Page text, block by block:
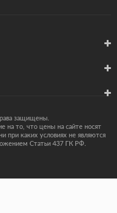
защищены.
на то, что цены на сайте носят
при каких условиях не являются
Статьи 437 ГК РФ.